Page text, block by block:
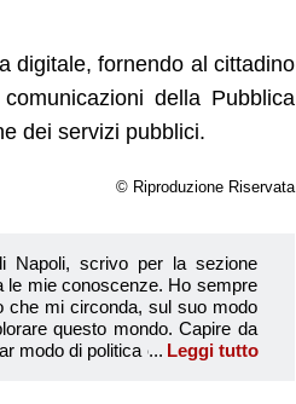
digitale, fornendo al cittadino
della Pubblica
dei servizi pubblici.
© Riproduzione Riservata
Napoli, scrivo per la sezione
le mie conoscenze. Ho sempre
mi circonda, sul suo modo
questo mondo. Capire da
modo di politica e di tematiche
Leggi tutto